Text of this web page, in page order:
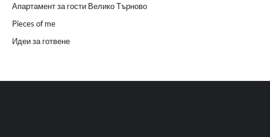
Апартамент за гости Велико Търново
Pieces of me
Идеи за готвене